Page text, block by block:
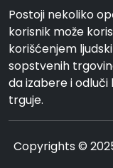
Postoji nekoliko
korisnik može
korišćenjem
sopstvenih
da izabere i odluči
trguje.
Copyrights ©